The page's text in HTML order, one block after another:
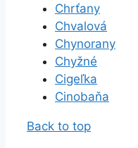
Chrťany
Chvalová
Chynorany
Chyžné
Cigeľka
Cinobaňa
Back to top